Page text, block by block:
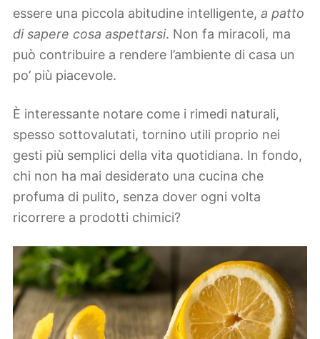
essere una piccola abitudine intelligente, a patto
di sapere cosa aspettarsi. Non fa miracoli, ma
può contribuire a rendere l’ambiente di casa un
po’ più piacevole.
È interessante notare come i rimedi naturali,
spesso sottovalutati, tornino utili proprio nei
gesti più semplici della vita quotidiana. In fondo,
chi non ha mai desiderato una cucina che
profuma di pulito, senza dover ogni volta
ricorrere a prodotti chimici?